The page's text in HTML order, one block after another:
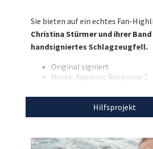
den guten Zweck zur Verfügung
erhalten Sie zudem das
„Gestern Heute.“. Bieten Sie mit
sich dieses geniale Highlight für
Sammlung!
Entdecken Sie bei uns auch
einzigartige Auktionenfür den
Sie bieten auf ein echtes Fan-
Christina Stürmer und ihrer Band
handsigniertes Schlagzeugfell.
Original signiert
Marke: Aquarian Response 2
Zudem ein handsigniertes
„Gestern Heute.“ von
Den Erlös der Auktion „Fan-
Schlagzeugfell & CD“ leiten wir
Hilfsprojekt